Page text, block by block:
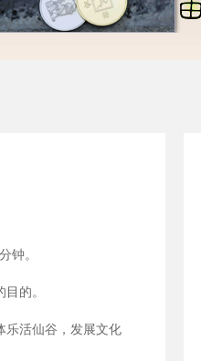
钟。
的。
乐活仙谷，发展文化